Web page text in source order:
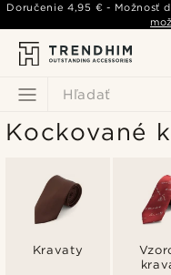
Hľadať
Doručenie4,95 € - Možnosť
Kockované
Kravaty